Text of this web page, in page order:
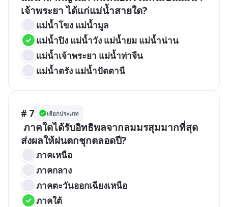
เจ้าพระยา ได้แก่แม่น้ำสายใด?
แม่น้ำโขง แม่น้ำมูล
แม่น้ำปิง แม่น้ำวัง แม่น้ำยม แม่น้ำน่าน
แม่น้ำเจ้าพระยา แม่น้ำท่าจีน
แม่น้ำตรัง แม่น้ำปัตตานี
# 7 เลือกประเภท
ส่งผลให้ฝนตกชุกตลอดปี?
ภาคเหนือ
ภาคกลาง
ภาคตะวันออกเฉียงเหนือ
ภาคใต้